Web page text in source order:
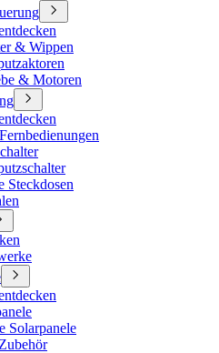
& Wippen
& Motoren
Steckdosen
Solarpanele